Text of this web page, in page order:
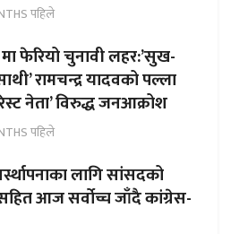
पहिले
फेरियो चुनावी लहर:’सुख-
रामचन्द्र यादवको पल्ला
नेता’ विरुद्ध जनआक्रोश
पहिले
लागि सांसदको
आज सर्वोच्च जाँदै कांग्रेस-